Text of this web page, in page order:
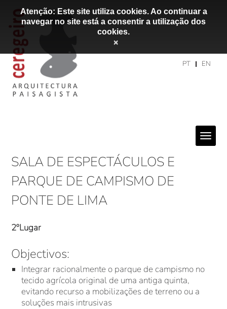
PT EN
SALA DE ESPECTÁCULOS E
PARQUE DE CAMPISMO DE
PONTE DE LIMA
2ºLugar
Objectivos:
Integrar racionalmente o parque de campismo no
tecido agrícola original de uma antiga quinta,
evitando recurso a mobilizações de terreno ou a
soluções mais intrusivas
Atenção: Este site utiliza cookies. Ao continuar a
navegar no site está a consentir a utilização dos
cookies.
×